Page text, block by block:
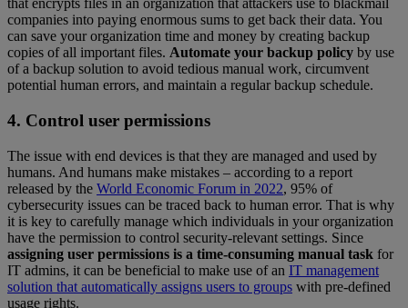
that encrypts files in an organization that attackers use to blackmail
companies into paying enormous sums to get back their data. You
can save your organization time and money by creating backup
copies of all important files. Automate your backup policy by use
of a backup solution to avoid tedious manual work, circumvent
potential human errors, and maintain a regular backup schedule.
4. Control user permissions
The issue with end devices is that they are managed and used by
humans. And humans make mistakes – according to a report
released by the World Economic Forum in 2022, 95% of
cybersecurity issues can be traced back to human error. That is why
it is key to carefully manage which individuals in your organization
have the permission to control security-relevant settings. Since
assigning user permissions is a time-consuming manual task for
IT admins, it can be beneficial to make use of an IT management
solution that automatically assigns users to groups with pre-defined
usage rights.